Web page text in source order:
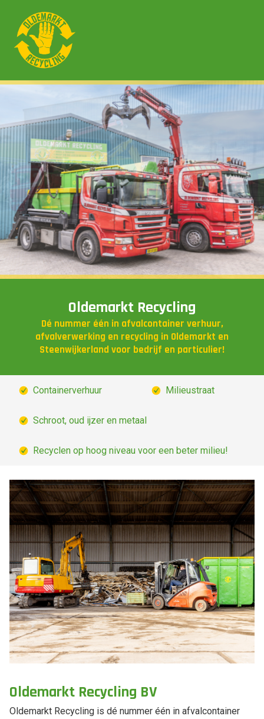
Oldemarkt Recycling
Dé nummer één in afvalcontainer verhuur,
afvalverwerking en recycling in Oldemarkt en
Steenwijkerland voor bedrijf en particulier!
Containerverhuur Milieustraat
Schroot, oud ijzer en metaal
Recyclen op hoog niveau voor een beter milieu!
Oldemarkt Recycling BV
Oldemarkt Recycling is dé nummer één in afvalcontainer